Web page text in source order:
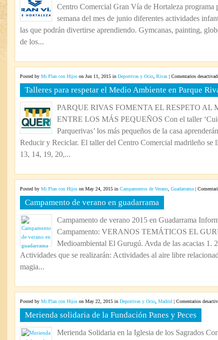
Centro Comercial Gran Vía de Hortaleza programa
semana del mes de junio diferentes actividades
las que podrán divertirse aprendiendo. Gymcanas, painting,
de los...
Posted by Mi Plan con Hijos on Jun 11, 2015 in Deportivas y Ocio Rivas | Comentarios
Talleres para respetar el Medio Ambiente en Parque
PARQUE RIVAS FOMENTA EL RESPETO AL
ENTRE LOS MÁS PEQUEÑOS Con el taller
Parquerivas’ los más pequeños de la casa
Reducir y Reciclar. El taller del Centro Comercial madrileño se
13, 14, 19, 20,...
Posted by Mi Plan con Hijos on May 24, 2015 in Campamentos de Verano Guadarrama |
Campamento de verano en guadarrama
Campamento de verano 2015 en Guadarrama
Campamento: VERANOS TEMÁTICOS EL
Medioambiental El Gurugú. Avda de las acacias 1.
Actividades que se realizarán: Actividades al aire libre
magia...
Posted by Mi Plan con Hijos on May 22, 2015 in Deportivas y Ocio Madrid | Comentarios
Merienda solidaria de la Fundación Panes y Peces
Merienda Solidaria en la Iglesia de los Sagrados